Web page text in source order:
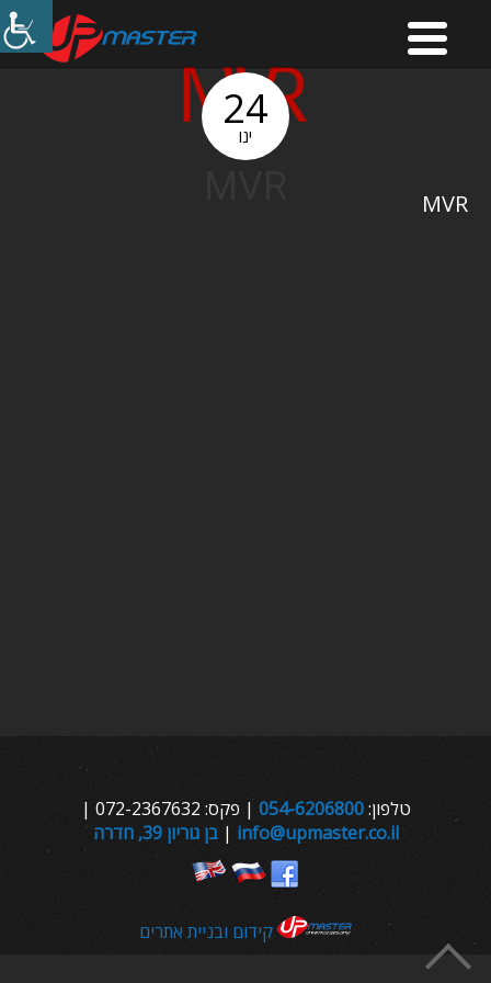
24
ינו
MVR
טלפון:054-6206800 | פקס: 072-2367632 |
info@upmaster.co.il
|בן גוריון 39, חדרה
קידום ובניית אתרים